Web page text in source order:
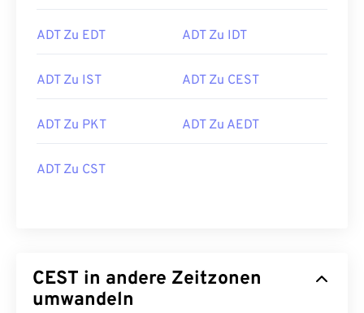
ADT Zu EDT ADT Zu IDT
ADT Zu IST ADT Zu CEST
ADT Zu PKT ADT Zu AEDT
ADT Zu CST
CEST in andere Zeitzonen
umwandeln